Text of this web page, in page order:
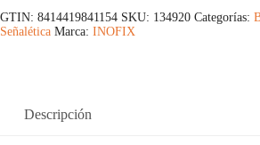
GTIN: 8414419841154 SKU: 134920 Categorías:
Señalética Marca: INOFIX
Descripción